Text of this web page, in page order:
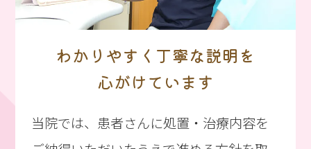
わかりやすく丁寧な説明を
心がけています
当院では、患者さんに処置・治療内容を